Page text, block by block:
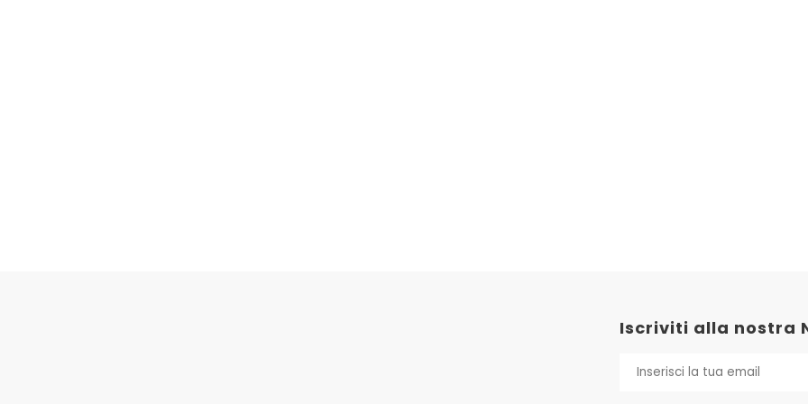
Iscriviti alla nostra